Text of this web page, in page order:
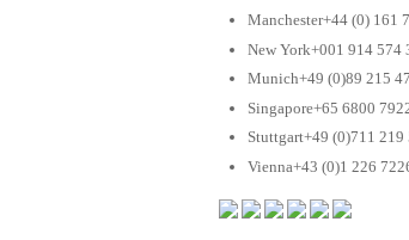
Manchester+44 (0) 161
New York+001 914 574
Munich+49 (0)89 215
Singapore+65 6800
Stuttgart+49 (0)711 219
Vienna+43 (0)1 226